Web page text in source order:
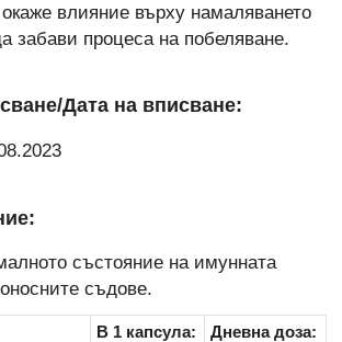
влияние върху намаляването
забави процеса на побеляване.
Дата на вписване:
състояние на имунната
съдове.
В 1 капсула: Дневна доза: